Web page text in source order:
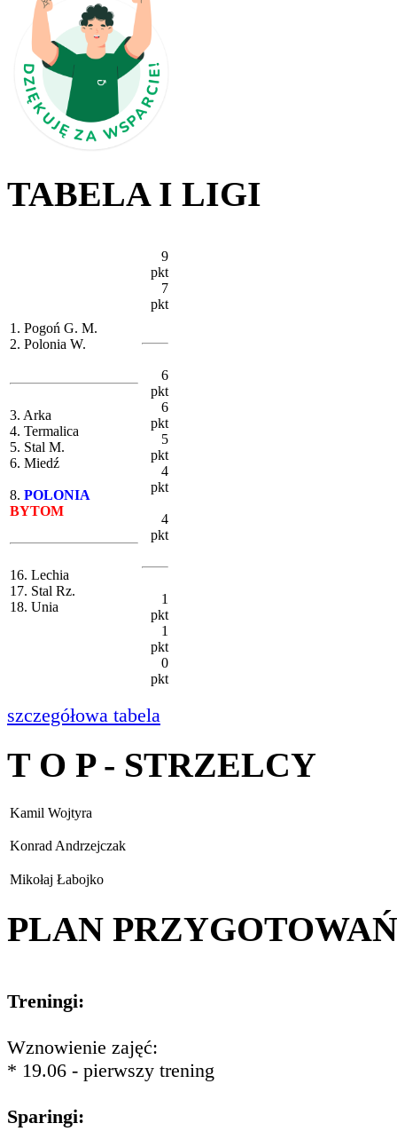
TABELA I LIGI
1. Pogoń G. M.
2. Polonia W.
3. Arka
4. Termalica
5. Stal M.
6. Miedź
8. POLONIA
BYTOM
16. Lechia
17. Stal Rz.
18. Unia
9
pkt
7
pkt
6
pkt
6
pkt
5
pkt
4
pkt
4
pkt
1
pkt
1
pkt
0
pkt
szczegółowa tabela
T O P - STRZELCY
Kamil Wojtyra
Konrad Andrzejczak
Mikołaj Łabojko
PLAN PRZYGOTOWAŃ
Treningi:
Wznowienie zajęć:
* 19.06 - pierwszy trening
Sparingi: